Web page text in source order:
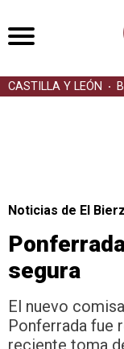
CASTILLA Y LEÓN
Noticias de El
segura
El nuevo
Ponferrada fue
reciente toma